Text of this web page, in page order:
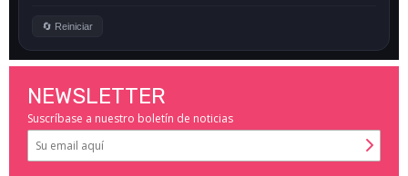
NEWSLETTER
Suscríbase a nuestro boletín de noticias